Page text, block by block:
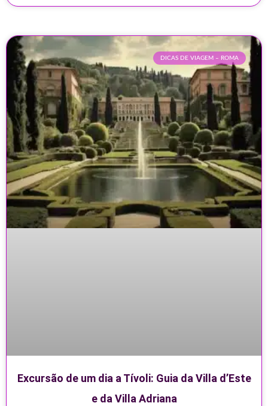
DICAS DE VIAGEM – ROMA
Excursão de um dia a Tívoli: Guia da Villa d’Este
e da Villa Adriana